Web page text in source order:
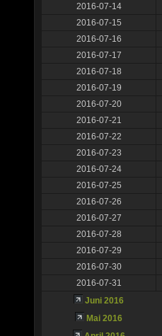
2016-07-14
2016-07-15
2016-07-16
2016-07-17
2016-07-18
2016-07-19
2016-07-20
2016-07-21
2016-07-22
2016-07-23
2016-07-24
2016-07-25
2016-07-26
2016-07-27
2016-07-28
2016-07-29
2016-07-30
2016-07-31
Juni 2016
Mai 2016